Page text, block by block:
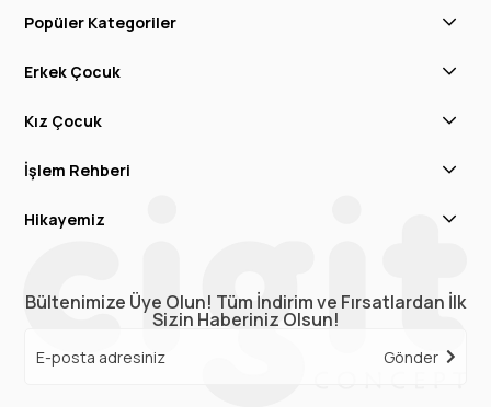
Popüler Kategoriler
Erkek Çocuk
Kız Çocuk
İşlem Rehberi
Hikayemiz
Bültenimize Üye Olun! Tüm İndirim ve Fırsatlardan İlk
Sizin Haberiniz Olsun!
Gönder